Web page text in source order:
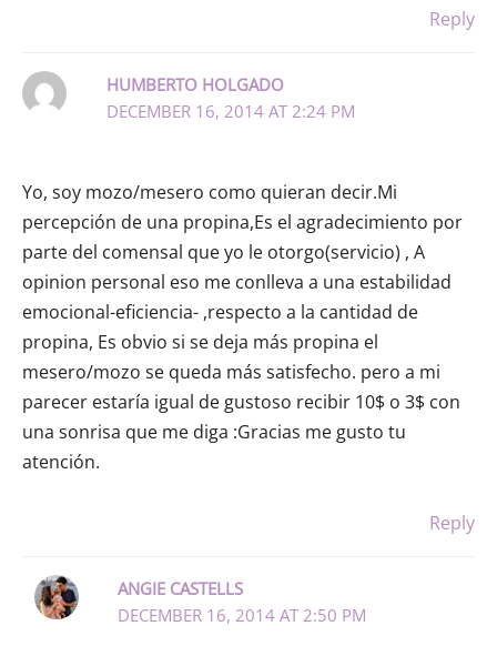
Reply
HUMBERTO HOLGADO
DECEMBER 16, 2014 AT 2:24 PM
Yo, soy mozo/mesero como quieran decir.Mi
percepción de una propina,Es el agradecimiento por
parte del comensal que yo le otorgo(servicio) , A
opinion personal eso me conlleva a una estabilidad
emocional-eficiencia- ,respecto a la cantidad de
propina, Es obvio si se deja más propina el
mesero/mozo se queda más satisfecho. pero a mi
parecer estaría igual de gustoso recibir 10$ o 3$ con
una sonrisa que me diga :Gracias me gusto tu
atención.
Reply
ANGIE CASTELLS
DECEMBER 16, 2014 AT 2:50 PM